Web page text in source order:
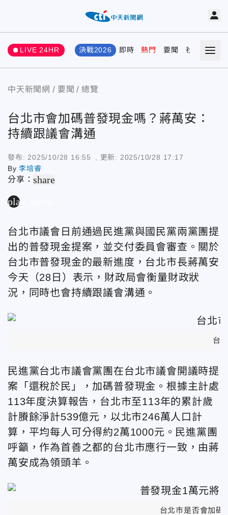
LIVE 24HR 決戰2026 即時 熱門 要聞 社會 娛樂
中天新聞網 要聞 總覽
台北市會加碼普發現金嗎？蔣萬安：
持續跟議會溝通
發布: 2025/10/28 16:55 , 更新: 2025/10/28 17:17
By李培睿
分享：share
play_arrow
台北市議會日前通過民進黨與國民黨兩黨團提
出的普發現金提案，並交付委員會審查。關於
台北市普發現金的最新進度，台北市長蔣萬安
今天（28日）表示，財政局會衡量財政狀
況，同時也會持續跟議會溝通。
台
民進黨台北市議會黨團在台北市議會開議時提
案「還稅於民」，加碼普發現金。根據主計處
113年度決算報告，台北市至113年的累計歲
計賸餘淨計539億元，以北市246萬人口計
算，平均每人可分得約2萬1000元。民進黨團
呼籲，作為首善之都的台北市應行一致，由蔣
萬安成為領頭羊。
台北市是否會加碼